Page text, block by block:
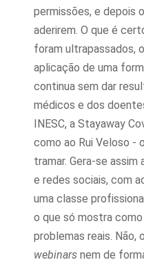
permissões, e depois
aderirem. O que é
foram ultrapassados,
aplicação de uma
continua sem dar
médicos e dos
INESC, a Stayaway
como ao Rui Veloso -
tramar. Gera-se
e redes sociais, com
uma classe
o que só mostra
problemas reais. Não,
webinars nem de